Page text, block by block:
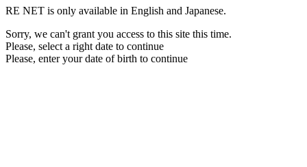
RE NET is only available in English and Japanese.
Sorry, we can't grant you access to this site this time.
Please, select a right date to continue
Please, enter your date of birth to continue